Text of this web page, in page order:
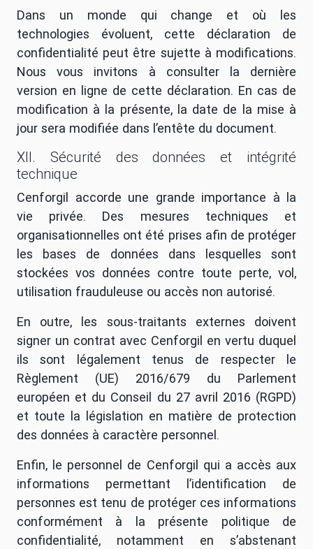
Dans un monde qui change et où les
technologies évoluent, cette déclaration de
confidentialité peut être sujette à modifications.
Nous vous invitons à consulter la dernière
version en ligne de cette déclaration. En cas de
modification à la présente, la date de la mise à
jour sera modifiée dans l’entête du document.
XII. Sécurité des données et intégrité
technique
Cenforgil accorde une grande importance à la
vie privée. Des mesures techniques et
organisationnelles ont été prises afin de protéger
les bases de données dans lesquelles sont
stockées vos données contre toute perte, vol,
utilisation frauduleuse ou accès non autorisé.
En outre, les sous-traitants externes doivent
signer un contrat avec Cenforgil en vertu duquel
ils sont légalement tenus de respecter le
Règlement (UE) 2016/679 du Parlement
européen et du Conseil du 27 avril 2016 (RGPD)
et toute la législation en matière de protection
des données à caractère personnel.
Enfin, le personnel de Cenforgil qui a accès aux
informations permettant l’identification de
personnes est tenu de protéger ces informations
conformément à la présente politique de
confidentialité, notamment en s’abstenant